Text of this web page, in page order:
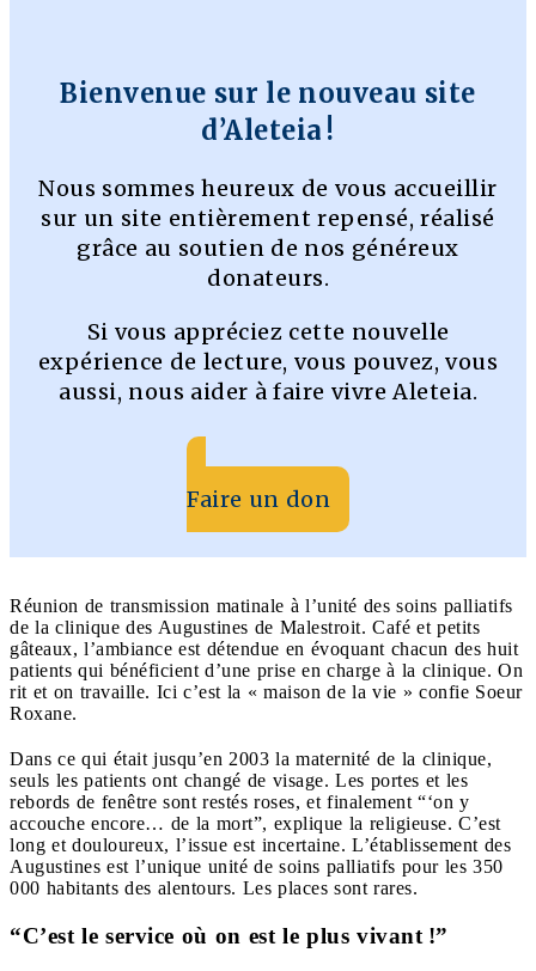
Bienvenue sur le nouveau site
d’Aleteia !
Nous sommes heureux de vous accueillir
sur un site entièrement repensé, réalisé
grâce au soutien de nos généreux
donateurs.
Si vous appréciez cette nouvelle
expérience de lecture, vous pouvez, vous
aussi, nous aider à faire vivre Aleteia.
Faire un don
Réunion de transmission matinale à l’unité des soins palliatifs
de la clinique des Augustines de Malestroit. Café et petits
gâteaux, l’ambiance est détendue en évoquant chacun des huit
patients qui bénéficient d’une prise en charge à la clinique. On
rit et on travaille. Ici c’est la « maison de la vie » confie Soeur
Roxane.
Dans ce qui était jusqu’en 2003 la maternité de la clinique,
seuls les patients ont changé de visage. Les portes et les
rebords de fenêtre sont restés roses, et finalement “‘on y
accouche encore… de la mort”, explique la religieuse. C’est
long et douloureux, l’issue est incertaine. L’établissement des
Augustines est l’unique unité de soins palliatifs pour les 350
000 habitants des alentours. Les places sont rares.
“C’est le service où on est le plus vivant !”